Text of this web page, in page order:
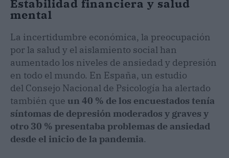
Estabilidad financiera y salud
mental
La incertidumbre económica, la preocupación
por la salud y el aislamiento social han
aumentado los niveles de ansiedad y depresión
en todo el mundo. En España, un estudio
del Consejo Nacional de Psicología ha alertado
también que un 40 % de los encuestados tenía
síntomas de depresión moderados y graves y
otro 30 % presentaba problemas de ansiedad
desde el inicio de la pandemia.